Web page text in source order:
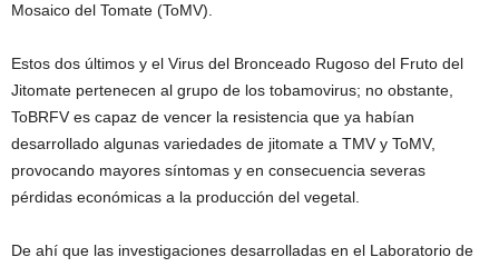
Mosaico del Tomate (ToMV).
Estos dos últimos y el Virus del Bronceado Rugoso del Fruto del
Jitomate pertenecen al grupo de los tobamovirus; no obstante,
ToBRFV es capaz de vencer la resistencia que ya habían
desarrollado algunas variedades de jitomate a TMV y ToMV,
provocando mayores síntomas y en consecuencia severas
pérdidas económicas a la producción del vegetal.
De ahí que las investigaciones desarrolladas en el Laboratorio de